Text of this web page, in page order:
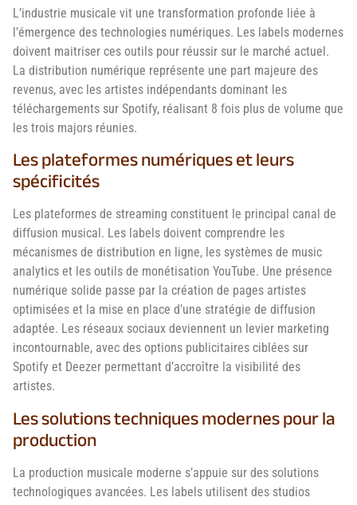
L’industrie musicale vit une transformation profonde liée à
l’émergence des technologies numériques. Les labels modernes
doivent maitriser ces outils pour réussir sur le marché actuel.
La distribution numérique représente une part majeure des
revenus, avec les artistes indépendants dominant les
téléchargements sur Spotify, réalisant 8 fois plus de volume que
les trois majors réunies.
Les plateformes numériques et leurs
spécificités
Les plateformes de streaming constituent le principal canal de
diffusion musical. Les labels doivent comprendre les
mécanismes de distribution en ligne, les systèmes de music
analytics et les outils de monétisation YouTube. Une présence
numérique solide passe par la création de pages artistes
optimisées et la mise en place d’une stratégie de diffusion
adaptée. Les réseaux sociaux deviennent un levier marketing
incontournable, avec des options publicitaires ciblées sur
Spotify et Deezer permettant d’accroître la visibilité des
artistes.
Les solutions techniques modernes pour la
production
La production musicale moderne s’appuie sur des solutions
technologiques avancées. Les labels utilisent des studios